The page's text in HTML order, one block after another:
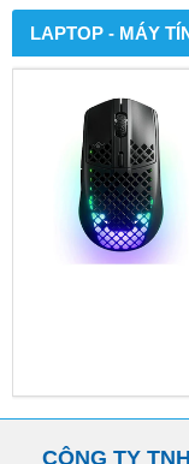
LAPTOP - MÁY
CÔNG TY